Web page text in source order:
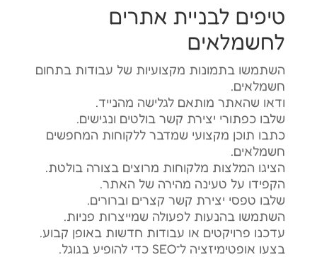
טיפים לבניית אתרים
לחשמלאים
השתמשו בתמונות מקצועיות של עבודות בתחום
חשמלאים.
ודאו שהאתר מותאם לגלישה מהנייד.
שלבו כפתורי יצירת קשר בולטים ונגישים.
כתבו תוכן מקצועי שמדבר ללקוחות המחפשים
חשמלאים.
הציגו המלצות מלקוחות מרוצים בצורה בולטת.
הקפידו על טעינה מהירה של האתר.
שלבו טפסי יצירת קשר קצרים וברורים.
השתמשו בהנעות לפעולה שמייצרות פניות.
עדכנו פרויקטים או עבודות חדשות באופן קבוע.
בצעו אופטימיזציה ל־SEO כדי להופיע בגוגל.